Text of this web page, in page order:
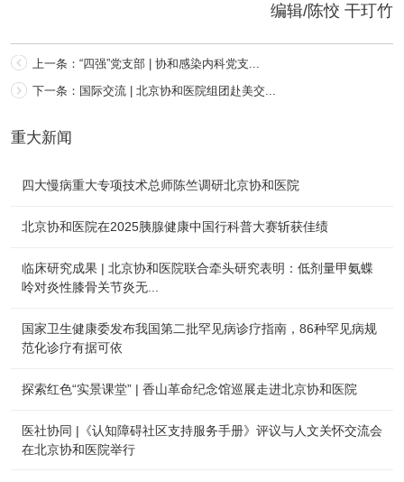
编辑/陈恔 干玎竹
上一条：“四强”党支部 | 协和感染内科党支...
下一条：国际交流 | 北京协和医院组团赴美交...
重大新闻
四大慢病重大专项技术总师陈竺调研北京协和医院
北京协和医院在2025胰腺健康中国行科普大赛斩获佳绩
临床研究成果 | 北京协和医院联合牵头研究表明：低剂量甲氨蝶
呤对炎性膝骨关节炎无...
国家卫生健康委发布我国第二批罕见病诊疗指南，86种罕见病规
范化诊疗有据可依
探索红色“实景课堂” | 香山革命纪念馆巡展走进北京协和医院
医社协同 |《认知障碍社区支持服务手册》评议与人文关怀交流会
在北京协和医院举行